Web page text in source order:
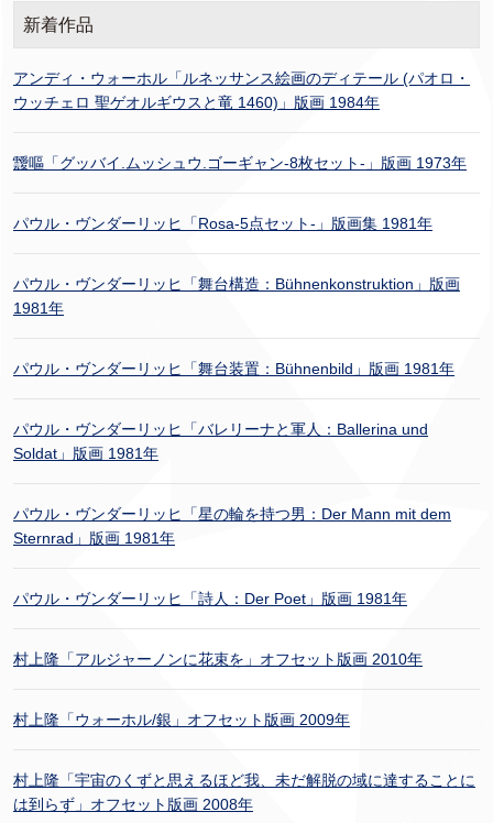
新着作品
アンディ・ウォーホル「ルネッサンス絵画のディテール (パオロ・
ウッチェロ 聖ゲオルギウスと竜 1460)」版画 1984年
靉嘔「グッバイ.ムッシュウ.ゴーギャン-8枚セット-」版画 1973年
パウル・ヴンダーリッヒ「Rosa-5点セット-」版画集 1981年
パウル・ヴンダーリッヒ「舞台構造：Bühnenkonstruktion」版画
1981年
パウル・ヴンダーリッヒ「舞台装置：Bühnenbild」版画 1981年
パウル・ヴンダーリッヒ「バレリーナと軍人：Ballerina und
Soldat」版画 1981年
パウル・ヴンダーリッヒ「星の輪を持つ男：Der Mann mit dem
Sternrad」版画 1981年
パウル・ヴンダーリッヒ「詩人：Der Poet」版画 1981年
村上隆「アルジャーノンに花束を」オフセット版画 2010年
村上隆「ウォーホル/銀」オフセット版画 2009年
村上隆「宇宙のくずと思えるほど我、未だ解脱の域に達することに
は到らず」オフセット版画 2008年